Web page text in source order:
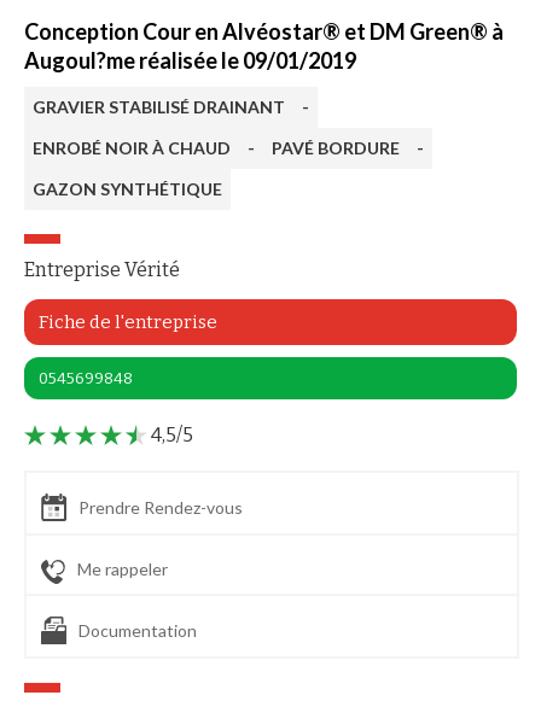
Conception Cour en Alvéostar® et DM Green® à
Augoul?me réalisée le 09/01/2019
GRAVIER STABILISÉ DRAINANT
-
ENROBÉ NOIR À CHAUD
- PAVÉ BORDURE
-
GAZON SYNTHÉTIQUE
Entreprise Vérité
Fiche de l'entreprise
0545699848
4,5/5
Prendre Rendez-vous
Me rappeler
Documentation